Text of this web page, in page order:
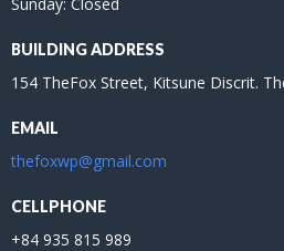
BUILDING ADDRESS
154 TheFox Street, Kitsune Discrit.
EMAIL
thefoxwp@gmail.com
CELLPHONE
+84 935 815 989